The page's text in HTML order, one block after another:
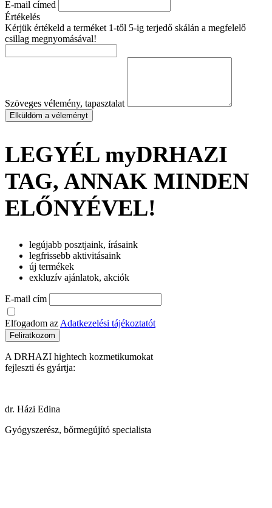
E-mail címed
Értékelés
Kérjük értékeld a terméket 1-től 5-ig terjedő skálán a megfelelő
csillag megnyomásával!
Szöveges vélemény, tapasztalat
Elküldöm a véleményt
LEGYÉL myDRHAZI
TAG, ANNAK MINDEN
ELŐNYÉVEL!
legújabb posztjaink, írásaink
legfrissebb aktivitásaink
új termékek
exkluzív ajánlatok, akciók
E-mail cím
Elfogadom azAdatkezelési tájékoztatót
Feliratkozom
A DRHAZI hightech kozmetikumokat
fejleszti és gyártja:
dr. Házi Edina
Gyógyszerész, bőrmegújító specialista